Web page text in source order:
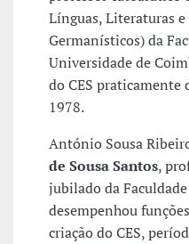
Línguas, Literaturas
Germanísticos) da
Universidade de
do CES praticamente
1978.
António Sousa
de Sousa Santos,
jubilado da
desempenhou
criação do CES,